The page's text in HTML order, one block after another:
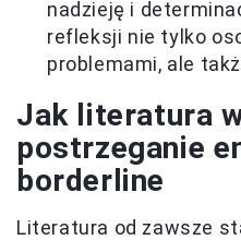
nadzieję i
refleksji nie tylko
problemami, ale
Jak literatura
postrzeganie
borderline
Literatura od zawsze